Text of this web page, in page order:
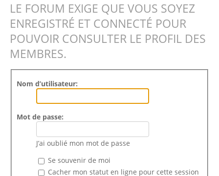
LE FORUM EXIGE QUE VOUS SOYEZ
ENREGISTRÉ ET CONNECTÉ POUR
POUVOIR CONSULTER LE PROFIL DES
MEMBRES.
Nom d’utilisateur:
Mot de passe:
J’ai oublié mon mot de passe
Se souvenir de moi
Cacher mon statut en ligne pour cette session